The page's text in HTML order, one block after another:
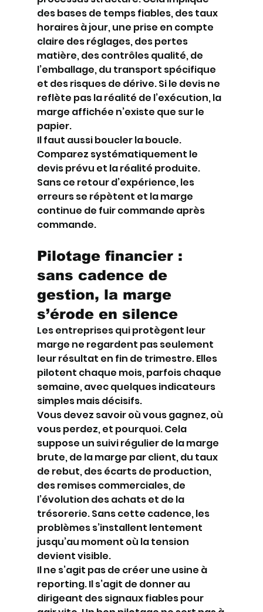
des bases de temps fiables, des taux
horaires à jour, une prise en compte
claire des réglages, des pertes
matière, des contrôles qualité, de
l’emballage, du transport spécifique
et des risques de dérive. Si le devis ne
reflète pas la réalité de l’exécution, la
marge affichée n’existe que sur le
papier.
Il faut aussi boucler la boucle.
Comparez systématiquement le
devis prévu et la réalité produite.
Sans ce retour d’expérience, les
erreurs se répètent et la marge
continue de fuir commande après
commande.
Pilotage financier :
sans cadence de
gestion, la marge
s’érode en silence
Les entreprises qui protègent leur
marge ne regardent pas seulement
leur résultat en fin de trimestre. Elles
pilotent chaque mois, parfois chaque
semaine, avec quelques indicateurs
simples mais décisifs.
Vous devez savoir où vous gagnez, où
vous perdez, et pourquoi. Cela
suppose un suivi régulier de la marge
brute, de la marge par client, du taux
de rebut, des écarts de production,
des remises commerciales, de
l’évolution des achats et de la
trésorerie. Sans cette cadence, les
problèmes s’installent lentement
jusqu’au moment où la tension
devient visible.
Il ne s’agit pas de créer une usine à
reporting. Il s’agit de donner au
dirigeant des signaux fiables pour